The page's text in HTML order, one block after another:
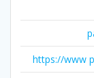
https://www